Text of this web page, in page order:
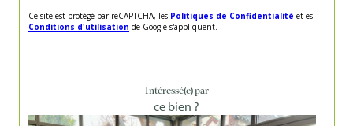
Ce site est protégé par reCAPTCHA, les Politiques de Confidentialité et es
Conditions d'utilisation de Google s'appliquent.
Intéressé(e) par
ce bien ?